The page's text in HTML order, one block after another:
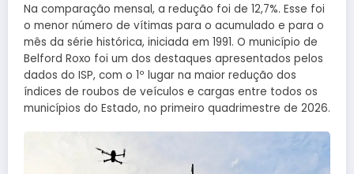
Na comparação mensal, a redução foi de 12,7%. Esse foi
o menor número de vítimas para o acumulado e para o
mês da série histórica, iniciada em 1991. O município de
Belford Roxo foi um dos destaques apresentados pelos
dados do ISP, com o 1º lugar na maior redução dos
índices de roubos de veículos e cargas entre todos os
municípios do Estado, no primeiro quadrimestre de 2026.